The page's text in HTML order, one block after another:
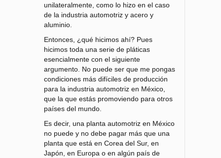
unilateralmente, como lo hizo en el caso
de la industria automotriz y acero y
aluminio.
Entonces, ¿qué hicimos ahí? Pues
hicimos toda una serie de pláticas
esencialmente con el siguiente
argumento. No puede ser que me pongas
condiciones más difíciles de producción
para la industria automotriz en México,
que la que estás promoviendo para otros
países del mundo.
Es decir, una planta automotriz en México
no puede y no debe pagar más que una
planta que está en Corea del Sur, en
Japón, en Europa o en algún país de